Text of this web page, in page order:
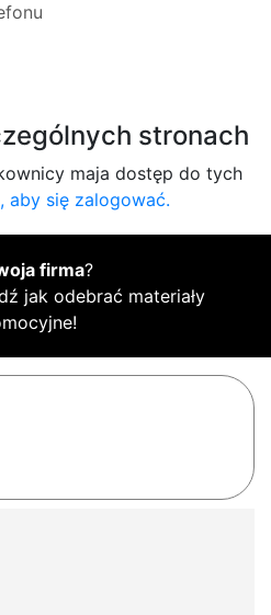
stronach
maja dostęp do tych
aby się zalogować.
firma?
jak odebrać materiały